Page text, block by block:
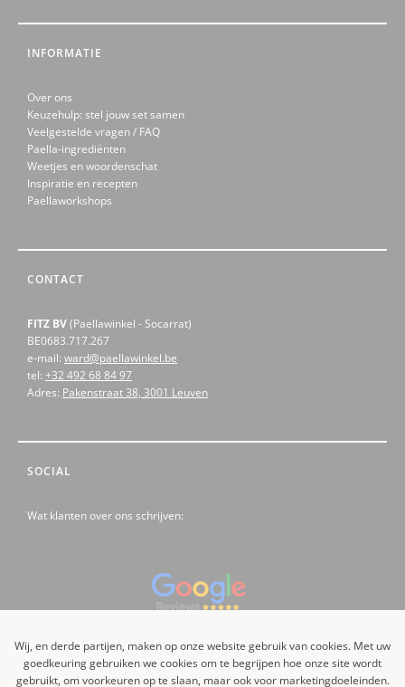
INFORMATIE
Over ons
Keuzehulp: stel jouw set samen
Veelgestelde vragen / FAQ
Paella-ingrediënten
Weetjes en woordenschat
Inspiratie en recepten
Paellaworkshops
CONTACT
FITZ BV(Paellawinkel - Socarrat)
BE0683.717.267
e-mail: ward@paellawinkel.be
tel: +32 492 68 84 97
Adres: Pakenstraat 38, 3001 Leuven
SOCIAL
Wat klanten over ons schrijven:
Like us on Facebook
Wij, en derde partijen, maken op onze website gebruik van cookies. Met uw
goedkeuring gebruiken we cookies om te begrijpen hoe onze site wordt
gebruikt, om voorkeuren op te slaan, maar ook voor marketingdoeleinden.